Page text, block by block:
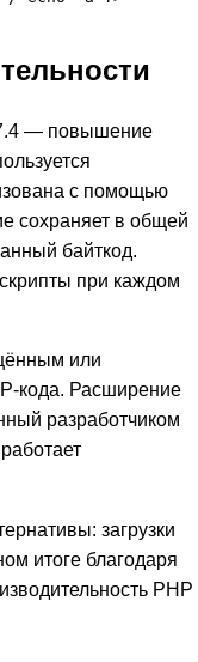
— повышение
с помощью
сохраняет в общей
байткод.
при каждом
или
кода. Расширение
разработчиком
загрузки
итоге благодаря
PHP